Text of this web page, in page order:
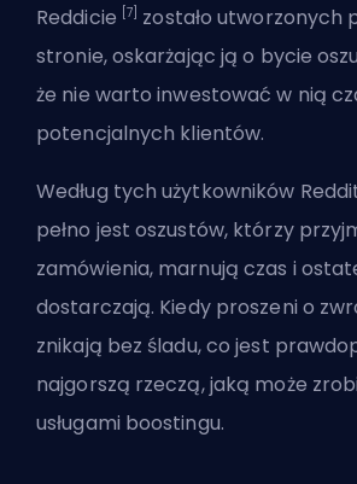
Reddicie [7] zostało utworzonych
stronie, oskarżając ją o bycie
że nie warto inwestować w nią
potencjalnych klientów.
Według tych użytkowników
pełno jest oszustów, którzy
zamówienia, marnują czas i
dostarczają. Kiedy proszeni o
znikają bez śladu, co jest
najgorszą rzeczą, jaką może
usługami boostingu.